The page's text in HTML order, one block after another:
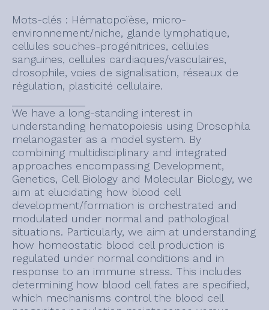
Mots-clés : Hématopoïèse, micro-
environnement/niche, glande lymphatique,
cellules souches-progénitrices, cellules
sanguines, cellules cardiaques/vasculaires,
drosophile, voies de signalisation, réseaux de
régulation, plasticité cellulaire.
We have a long-standing interest in
understanding hematopoiesis using Drosophila
melanogaster as a model system. By
combining multidisciplinary and integrated
approaches encompassing Development,
Genetics, Cell Biology and Molecular Biology, we
aim at elucidating how blood cell
development/formation is orchestrated and
modulated under normal and pathological
situations. Particularly, we aim at understanding
how homeostatic blood cell production is
regulated under normal conditions and in
response to an immune stress. This includes
determining how blood cell fates are specified,
which mechanisms control the blood cell